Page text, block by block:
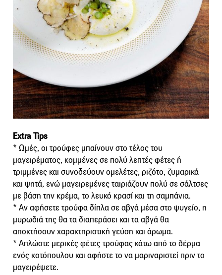
Extra Tips
* Ωμές, οι τρούφες μπαίνουν στο τέλος του
μαγειρέματος, κομμένες σε πολύ λεπτές φέτες ή
τριμμένες και συνοδεύουν ομελέτες, ριζότο, ζυμαρικά
και ψητά, ενώ μαγειρεμένες ταιριάζουν πολύ σε σάλτσες
με βάση την κρέμα, το λευκό κρασί και τη σαμπάνια.
* Αν αφήσετε τρούφα δίπλα σε αβγά μέσα στο ψυγείο, η
μυρωδιά της θα τα διαπεράσει και τα αβγά θα
αποκτήσουν χαρακτηριστική γεύση και άρωμα.
* Απλώστε μερικές φέτες τρούφας κάτω από το δέρμα
ενός κοτόπουλου και αφήστε το να μαριναριστεί πριν το
μαγειρέψετε.